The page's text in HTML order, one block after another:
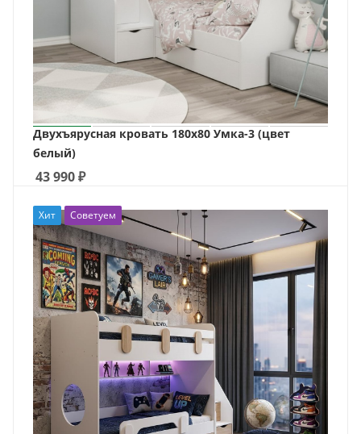
Двухъярусная кровать 180х80 Умка-3 (цвет
белый)
43 990₽
Хит Советуем